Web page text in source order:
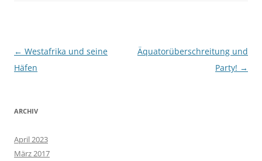
Beitragsnavigation
← Westafrika und seine
Häfen
Äquatorüberschreitung und
Party! →
ARCHIV
April 2023
März 2017